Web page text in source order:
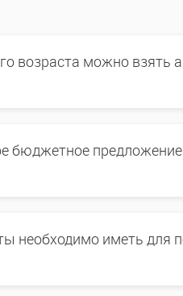
возраста можно взять
бюджетное
необходимо иметь для